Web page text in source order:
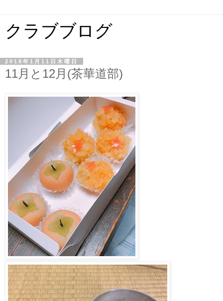
クラブブログ
2018年1月11日木曜日
11月と12月(茶華道部)